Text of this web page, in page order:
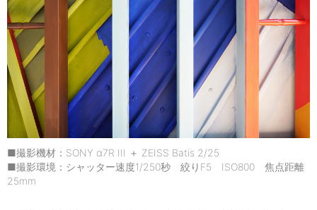
■撮影機材：SONY α7R III ＋ ZEISS Batis 2/25
■撮影環境：シャッター速度1/250秒 絞りF5 ISO800 焦点距離
25mm